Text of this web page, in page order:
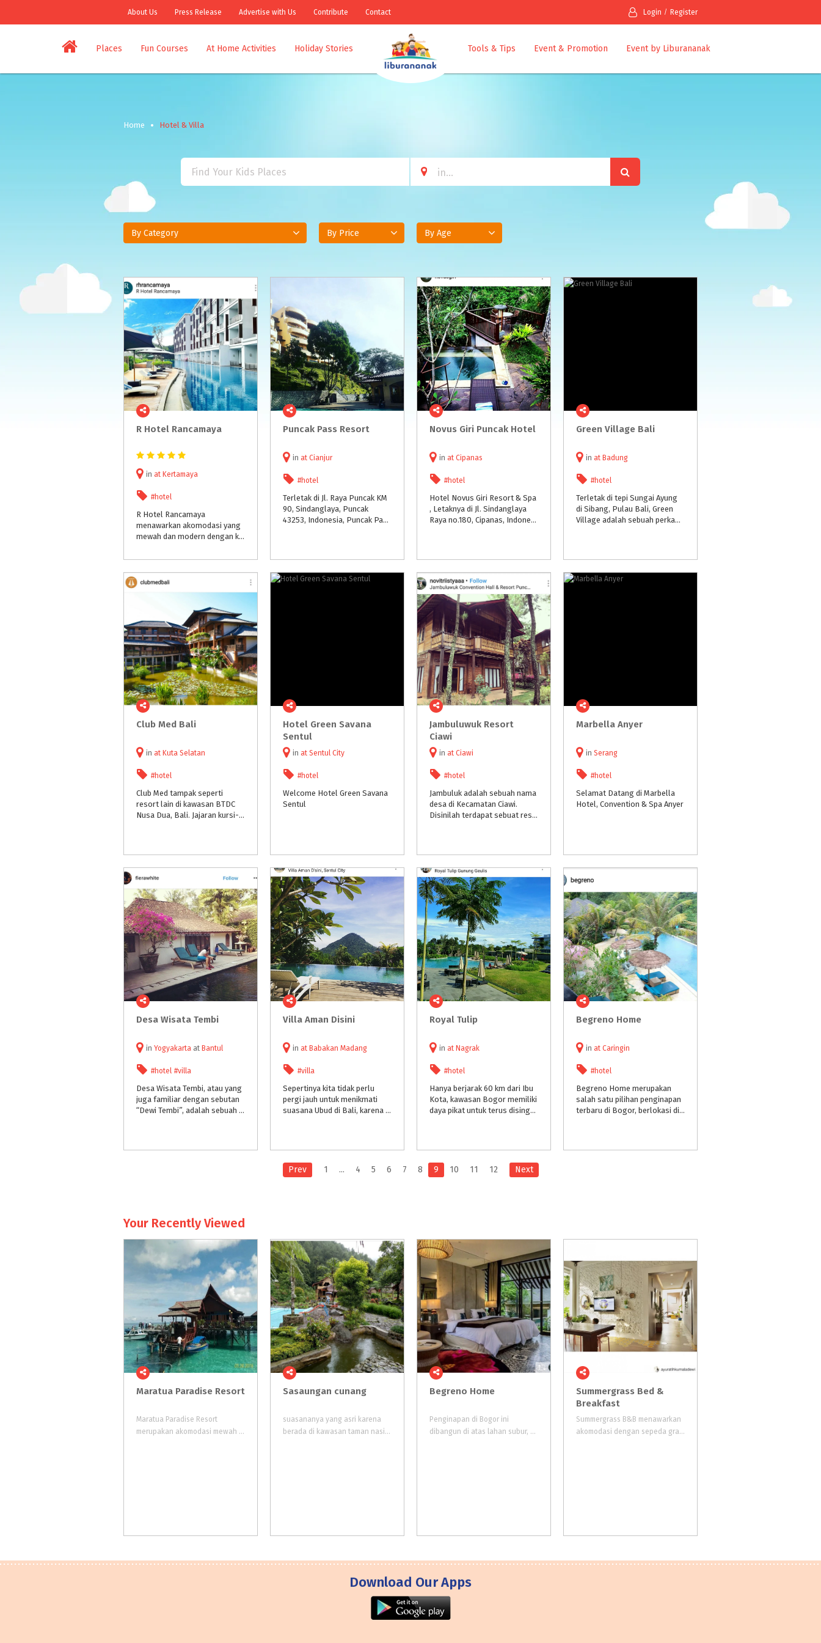
About Us Press Release Advertise with Us Contribute Contact Login Register
Places Fun Courses At Home Activities Holiday Stories Tools & Tips Event & Promotion Event by Liburananak
Home Hotel & Villa
By Category By Price By Age
R Hotel Rancamaya
in at Kertamaya
#hotel
R Hotel Rancamaya
menawarkan akomodasi yang
mewah dan modern dengan kolam renang outdoor, lapangan golf, serta akses Wi-Fi gratis di seluruh areanya. Letaknya tidak jauh dari Kebun Raya Bogor, dan sekitar satu jam untuk menuju Taman Safari Bogor.
Puncak Pass Resort
in at Cianjur
#hotel
Terletak di Jl. Raya Puncak KM
90, Sindanglaya, Puncak
43253, Indonesia, Puncak Pass Resort hadir menjadi tempat istirahat yang nyaman dan menyenangkan.
Novus Giri Puncak Hotel
in at Cipanas
#hotel
Hotel Novus Giri Resort & Spa
, Letaknya di Jl. Sindanglaya
Raya no.180, Cipanas, Indonesia, dari Puncak Pass pengunjung masih perlu naik beberapa KM lagi.
Green Village Bali
in at Badung
#hotel
Terletak di tepi Sungai Ayung
di Sibang, Pulau Bali, Green
Village adalah sebuah perkampungan modern berisi 18 rumah yang didesain khusus menggunakan bahan utama bambu serta material lainnya yang ramah lingkungan.
Club Med Bali
in at Kuta Selatan
#hotel
Club Med tampak seperti
resort lain di kawasan BTDC
Nusa Dua, Bali. Jajaran kursi-kursi santai yang cantik, relaxing area di tepi pantai dan kamar-kamar dengan bangunan bernuansa Bali yang dikombinasi dengan rasa Jepang.
Hotel Green Savana
Sentul
in at Sentul City
#hotel
Welcome Hotel Green Savana
Sentul
Jambuluwuk Resort
Ciawi
in at Ciawi
#hotel
Jambuluk adalah sebuah nama
desa di Kecamatan Ciawi.
Disinilah terdapat sebuat resort yang diambil dari nama Desa tersebut yaitu Jambuluwuk Resort Ciawi.
Marbella Anyer
in Serang
#hotel
Selamat Datang di Marbella
Hotel, Convention & Spa Anyer
Desa Wisata Tembi
in Yogyakarta at Bantul
#hotel #villa
Desa Wisata Tembi, atau yang
juga familiar dengan sebutan
“Dewi Tembi”, adalah sebuah lokasi wisata berbasis pedesaan yang terletak di Jl. Parangtritis kilometer 8.5, Sewon, Bantul – Yogyakarta.
Villa Aman Disini
in at Babakan Madang
#villa
Sepertinya kita tidak perlu
pergi jauh untuk menikmati
suasana Ubud di Bali, karena ada Villa yang terletak di Sentul Selatan yang hanya dapat ditempuh dengan waktu 1 jam saja dari Jakarta.
Royal Tulip
in at Nagrak
#hotel
Hanya berjarak 60 km dari Ibu
Kota, kawasan Bogor memiliki
daya pikat untuk terus disinggahi. Tidak hanya menawarkan berbagai lokasi wisata yang menarik dengan hawa yang sejuk, Bogor kini mulai menyediakan banyak hotel berbintang.
Begreno Home
in at Caringin
#hotel
Begreno Home merupakan
salah satu pilihan penginapan
terbaru di Bogor, berlokasi di Desa Ciherang Carigin lokasi tepatnya sekitar 4km setelah Hotel Rancamaya, hotel ini bisa di jadikan salah satu alternative hotel di bogor untuk staycation.
Prev 1 ... 4 5 6 7 8 9 10 11 12 Next
Your Recently Viewed
Maratua Paradise Resort
Maratua Paradise Resort
merupakan akomodasi mewah yang dibangun di Pulau Maratua, salah satu pulau terluar di Kepulauan Derawan. Bukan sekadar penginapan, resort ini juga menjadi salah satu ikon pariwisata populer di Kepulauan Derawan.
Sasaungan cunang
suasananya yang asri karena
berada di kawasan taman nasional di kaki Gunung Salak, Sasaungan Cunang juga dekat dengan tiga air terjun di Bogor yang cantik-cantik.
Begreno Home
Penginapan di Bogor ini
dibangun di atas lahan subur, dimana lokasi resort tak jauh dari wisata kebun durian Warso. Dari segi penampilan desain serta dekorasi cukup menarik, ya wajar aja sih mengingat nantinya bisa jadi pilihan bagi wisatawan.
Summergrass Bed &
Breakfast
Summergrass B&B menawarkan
akomodasi dengan sepeda gratis, WiFi gratis, dapur bersama, dan lounge bersama. Berjarak 4,1 km dari Keraton Yogyakarta, akomodasi ini menyediakan taman dan parkir pribadi gratis.
Download Our Apps